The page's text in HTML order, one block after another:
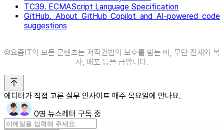
TC39. ECMAScript Language Specification
GitHub. About GitHub Copilot and AI-powered code
suggestions
©️요즘IT의 모든 콘텐츠는 저작권법의 보호를 받는 바, 무단 전재와 복
사, 배포 등을 금합니다.
에디터가 직접 고른 실무 인사이트 매주 목요일에 만나요.
0명 뉴스레터 구독 중